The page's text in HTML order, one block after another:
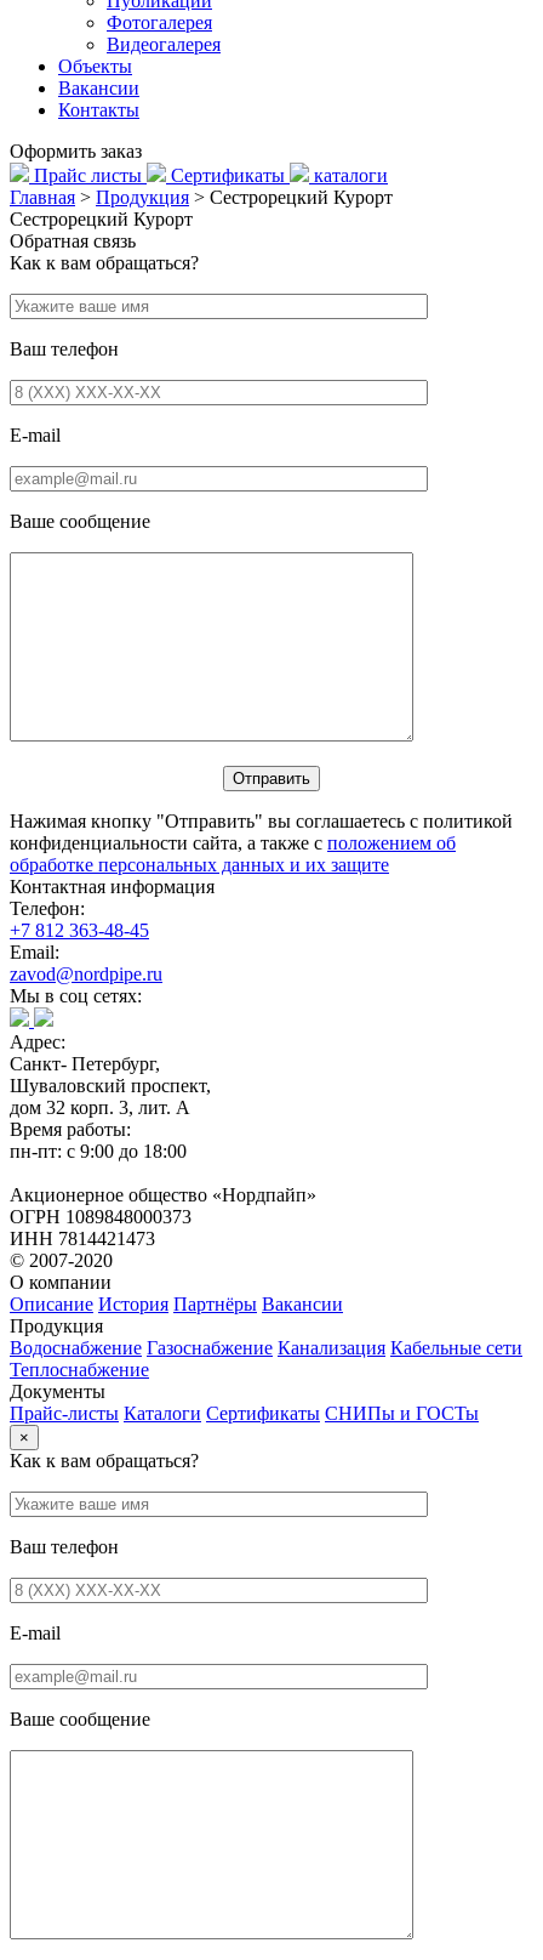
Фотогалерея
Видеогалерея
Объекты
Вакансии
Контакты
Оформить заказ
Прайс листы
Сертификаты
каталоги
Главная > Продукция > Сестрорецкий Курорт
Сестрорецкий Курорт
Обратная связь
Как к вам обращаться?
Ваш телефон
E-mail
Ваше сообщение
Нажимая кнопку "Отправить" вы соглашаетесь с политикой
конфиденциальности сайта, а также с положением об
обработке персональных данных и их защите
Контактная информация
Телефон:
+7 812 363-48-45
Email:
zavod@nordpipe.ru
Мы в соц сетях:
Адрес:
Санкт- Петербург,
Шуваловский проспект,
дом 32 корп. 3, лит. А
Время работы:
пн-пт: с 9:00 до 18:00
Акционерное общество «Нордпайп»
ОГРН 1089848000373
ИНН 7814421473
© 2007-2020
О компании
Описание История Партнёры Вакансии
Продукция
Водоснабжение Газоснабжение Канализация Кабельные сети
Теплоснабжение
Документы
Прайс-листы Каталоги Сертификаты СНИПы и ГОСТы
×
Как к вам обращаться?
Ваш телефон
E-mail
Ваше сообщение